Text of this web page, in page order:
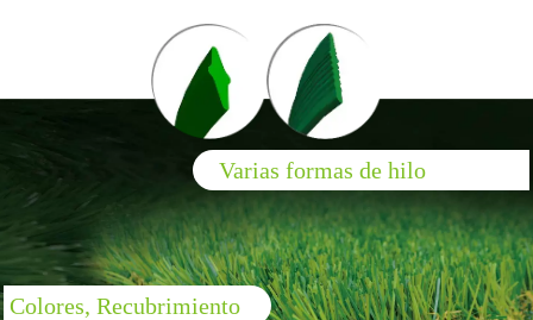
Varias formas de hilo
Colores, Recubrimiento